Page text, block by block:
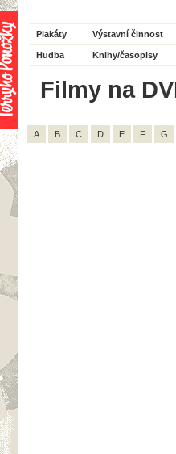
Plakáty Výstavní činnost
Hudba Knihy/časopisy
Filmy na
A B C D E F G